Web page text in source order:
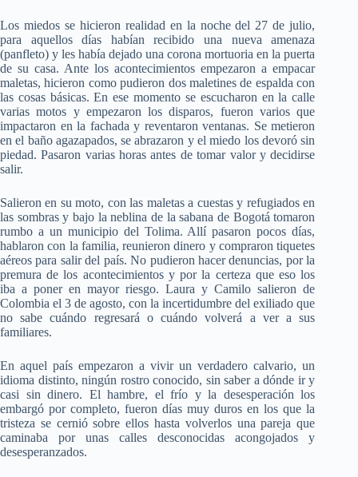
Los miedos se hicieron realidad en la noche del 27 de julio,
para aquellos días habían recibido una nueva amenaza
(panfleto) y les había dejado una corona mortuoria en la puerta
de su casa. Ante los acontecimientos empezaron a empacar
maletas, hicieron como pudieron dos maletines de espalda con
las cosas básicas. En ese momento se escucharon en la calle
varias motos y empezaron los disparos, fueron varios que
impactaron en la fachada y reventaron ventanas. Se metieron
en el baño agazapados, se abrazaron y el miedo los devoró sin
piedad. Pasaron varias horas antes de tomar valor y decidirse
salir.
Salieron en su moto, con las maletas a cuestas y refugiados en
las sombras y bajo la neblina de la sabana de Bogotá tomaron
rumbo a un municipio del Tolima. Allí pasaron pocos días,
hablaron con la familia, reunieron dinero y compraron tiquetes
aéreos para salir del país. No pudieron hacer denuncias, por la
premura de los acontecimientos y por la certeza que eso los
iba a poner en mayor riesgo. Laura y Camilo salieron de
Colombia el 3 de agosto, con la incertidumbre del exiliado que
no sabe cuándo regresará o cuándo volverá a ver a sus
familiares.
En aquel país empezaron a vivir un verdadero calvario, un
idioma distinto, ningún rostro conocido, sin saber a dónde ir y
casi sin dinero. El hambre, el frío y la desesperación los
embargó por completo, fueron días muy duros en los que la
tristeza se cernió sobre ellos hasta volverlos una pareja que
caminaba por unas calles desconocidas acongojados y
desesperanzados.